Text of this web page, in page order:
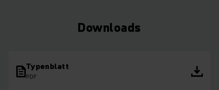
Downloads
Typenblatt
PDF